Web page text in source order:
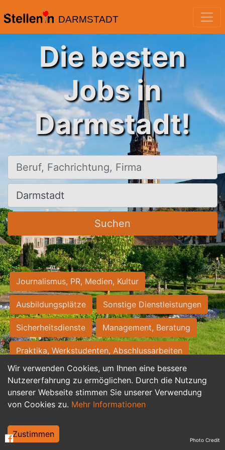
DARMSTADT
Wir verwenden Cookies, um Ihnen eine bessere
Nutzererfahrung zu ermöglichen. Durch die Nutzung
unserer Webseite stimmen Sie unserer Verwendung
von Cookies zu. Mehr Informationen
Zustimmen
Die besten
Jobs in
Darmstadt!
Beruf, Fachrichtung, Firma
Ort, Stadt
Suchen
Journalismus, PR, Medien, Kultur
Ausbildungsplätze Sonstige Dienstleistungen
Sicherheitsdienste Management, Beratung
Praktika, Werkstudenten, Abschlussarbeiten
Personalwesen Assistenz, Sekretariat
Hilfskräfte, Aushilfs- und Nebenjobs
Weiterbildung, Studium, duale Ausbildung Photo Credit